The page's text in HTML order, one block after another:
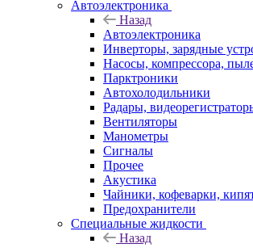
Автоэлектроника
Назад
Автоэлектроника
Инверторы, зарядные
Насосы, компрессора,
Парктроники
Автохолодильники
Радары,
Вентиляторы
Манометры
Сигналы
Прочее
Акустика
Чайники, кофеварки,
Предохранители
Специальные жидкости
Назад